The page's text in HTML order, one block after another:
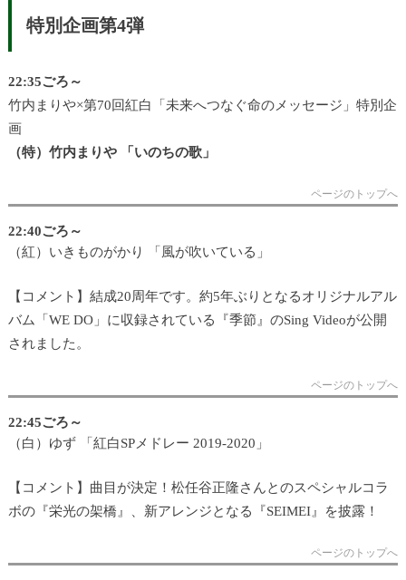
特別企画第4弾
22:35ごろ～
竹内まりや×第70回紅白「未来へつなぐ命のメッセージ」特別企
画
（特）竹内まりや 「いのちの歌」
ページのトップへ
22:40ごろ～
（紅）いきものがかり 「風が吹いている」
【コメント】結成20周年です。約5年ぶりとなるオリジナルアル
バム「WE DO」に収録されている『季節』のSing Videoが公開
されました。
ページのトップへ
22:45ごろ～
（白）ゆず 「紅白SPメドレー 2019-2020」
【コメント】曲目が決定！松任谷正隆さんとのスペシャルコラ
ボの『栄光の架橋』、新アレンジとなる『SEIMEI』を披露！
ページのトップへ